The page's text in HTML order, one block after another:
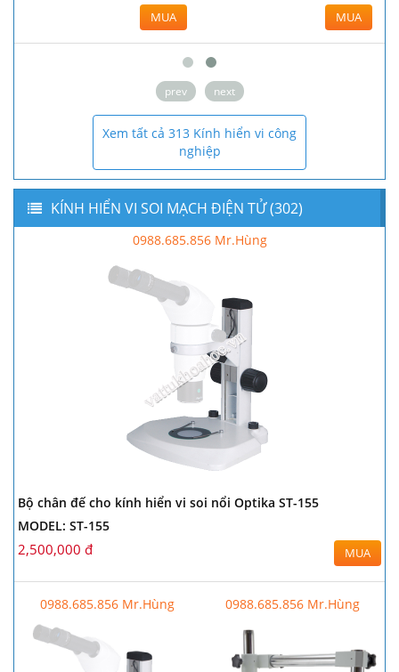
MUA MUA
prev next
Xem tất cả 313 Kính hiển vi công
nghiệp
KÍNH HIỂN VI SOI MẠCH ĐIỆN TỬ (302)
0988.685.856 Mr.Hùng
Bộ chân đế cho kính hiển vi soi nổi Optika ST-155
MODEL: ST-155
2,500,000 đ MUA
0988.685.856 Mr.Hùng 0988.685.856 Mr.Hùng